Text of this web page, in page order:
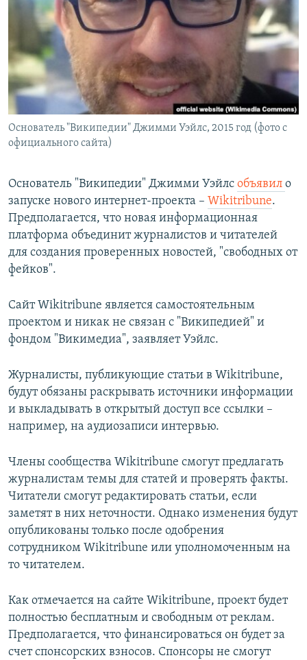
РАСПИСАНИЕ ВЕЩАНИЯ
ПОДПИШИТЕСЬ НА РАССЫЛКУ
СОЦИАЛЬНЫЕ СЕТИ
Основатель "Википедии" Джимми Уэйлс, 2015 год (фото с
официального сайта)
Основатель "Википедии" Джимми Уэйлс объявил о
запуске нового интернет-проекта – Wikitribune.
Предполагается, что новая информационная
платформа объединит журналистов и читателей
для создания проверенных новостей, "свободных от
фейков".
Сайт Wikitribune является самостоятельным
проектом и никак не связан с "Википедией" и
фондом "Викимедиа", заявляет Уэйлс.
Журналисты, публикующие статьи в Wikitribune,
будут обязаны раскрывать источники информации
и выкладывать в открытый доступ все ссылки –
например, на аудиозаписи интервью.
Члены сообщества Wikitribune смогут предлагать
журналистам темы для статей и проверять факты.
Читатели смогут редактировать статьи, если
заметят в них неточности. Однако изменения будут
опубликованы только после одобрения
сотрудником Wikitribune или уполномоченным на
то читателем.
Как отмечается на сайте Wikitribune, проект будет
полностью бесплатным и свободным от реклам.
Предполагается, что финансироваться он будет за
счет спонсорских взносов. Спонсоры не смогут